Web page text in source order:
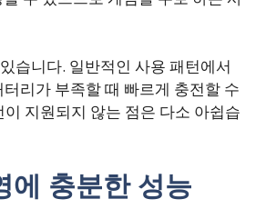
습니다. 일반적인 사용 패턴에서
리가 부족할 때 빠르게 충전할 수
지원되지 않는 점은 다소 아쉽습
에 충분한 성능